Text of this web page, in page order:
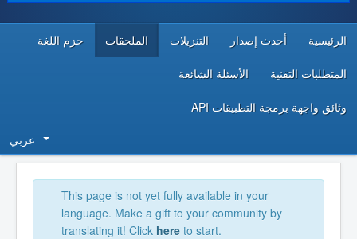
الرئيسية أحدث إصدار التنزيلات الملحقات حزم اللغة
المتطلبات التقنية الأسئلة الشائعة
وثائق واجهة برمجة التطبيقات API
عربي
This page is not yet fully available in your
language. Make a gift to your community by
translating it! Click here to start.